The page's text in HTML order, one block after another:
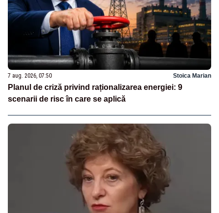
7 aug. 2026, 07:50 Stoica Marian
Planul de criză privind raționalizarea energiei: 9
scenarii de risc în care se aplică